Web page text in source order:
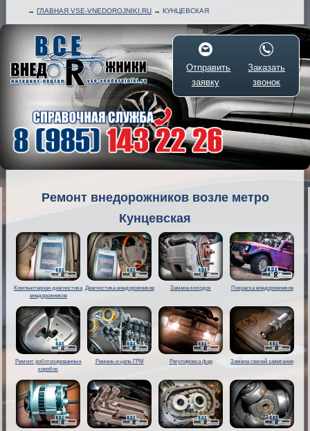
→ГЛАВНАЯ VSE-VNEDOROJNIKI.RU →КУНЦЕВСКАЯ
Отправить
заявку
Заказать
звонок
Ремонт внедорожников возле метро
Кунцевская
Компьютерная диагностика
внедорожников
Диагностика внедорожников Замена колодок Покраска внедорожников
Ремонт роботизированных
коробок
Ремень и цепь ГРМ Регулировка фар Замена свечей зажигания